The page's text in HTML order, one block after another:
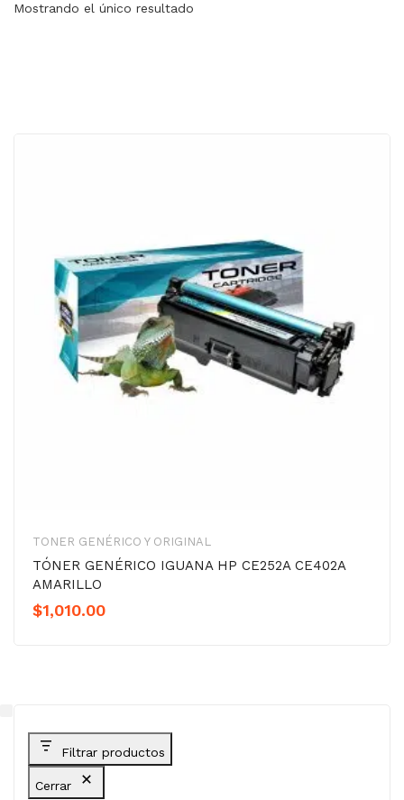
Mostrando el único resultado
TONER GENÉRICO Y ORIGINAL
TÓNER GENÉRICO IGUANA HP CE252A CE402A
AMARILLO
$1,010.00
Filtrar productos
Cerrar